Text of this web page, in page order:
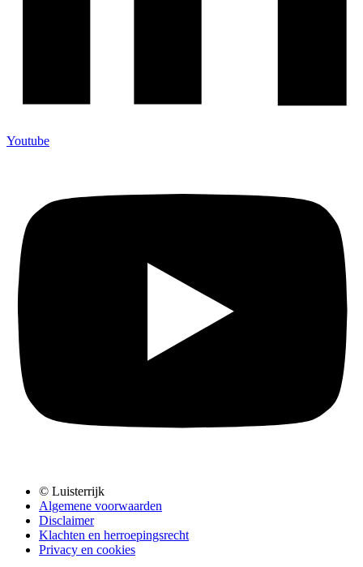
Youtube
© Luisterrijk
Algemene voorwaarden
Disclaimer
Klachten en herroepingsrecht
Privacy en cookies